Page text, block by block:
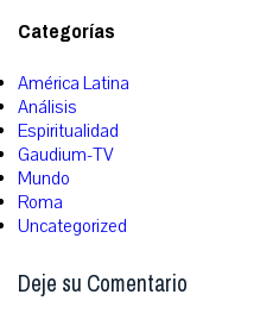
Categorías
América Latina
Análisis
Espiritualidad
Gaudium-TV
Mundo
Roma
Uncategorized
Deje su Comentario